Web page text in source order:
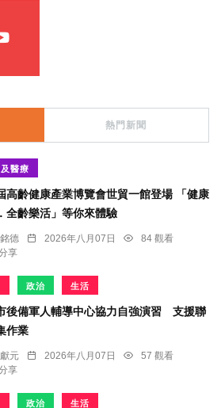
熱門新聞
醫療
高齡健康產業博覽會世貿一館登場 「健康
全齡樂活」等你來體驗
德 2026年八月07日
84 觀看
享
政治 生活
後備軍人輔導中心協力自強演習 支援聯
作業
元 2026年八月07日
57 觀看
享
政治 生活